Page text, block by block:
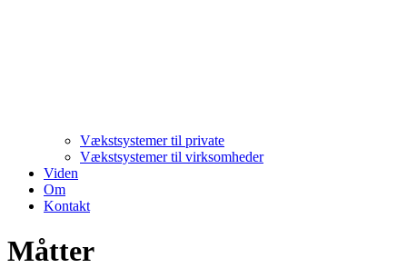
Vækstsystemer til private
Vækstsystemer til virksomheder
Viden
Om
Kontakt
Måtter